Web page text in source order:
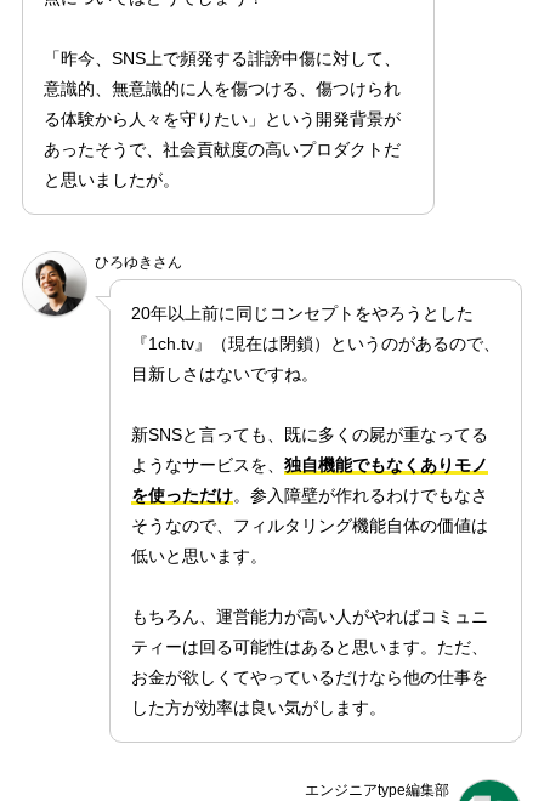
「昨今、SNS上で頻発する誹謗中傷に対して、
意識的、無意識的に人を傷つける、傷つけられ
る体験から人々を守りたい」という開発背景が
あったそうで、社会貢献度の高いプロダクトだ
と思いましたが。
ひろゆきさん
20年以上前に同じコンセプトをやろうとした
『1ch.tv』（現在は閉鎖）というのがあるので、
目新しさはないですね。
新SNSと言っても、既に多くの屍が重なってる
ようなサービスを、 独自機能でもなくありモノ
を使っただけ。参入障壁が作れるわけでもなさ
そうなので、フィルタリング機能自体の価値は
低いと思います。
もちろん、運営能力が高い人がやればコミュニ
ティーは回る可能性はあると思います。ただ、
お金が欲しくてやっているだけなら他の仕事を
した方が効率は良い気がします。
エンジニアtype編集部